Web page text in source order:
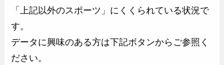
「上記以外のスポーツ」にくくられている状況で
す。
データに興味のある方は下記ボタンからご参照く
ださい。